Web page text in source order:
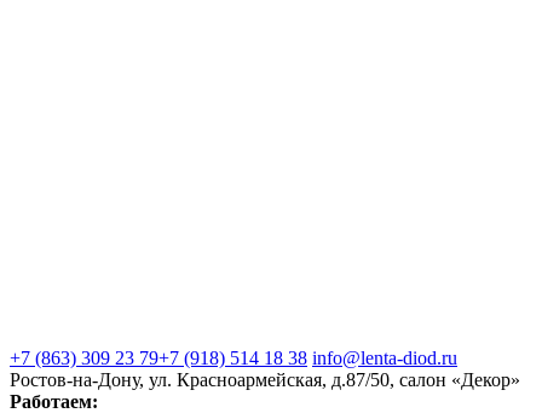
+7 (863) 309 23 79+7 (918) 514 18 38 info@lenta-diod.ru
Ростов-на-Дону, ул. Красноармейская, д.87/50, салон «Декор»
Работаем: